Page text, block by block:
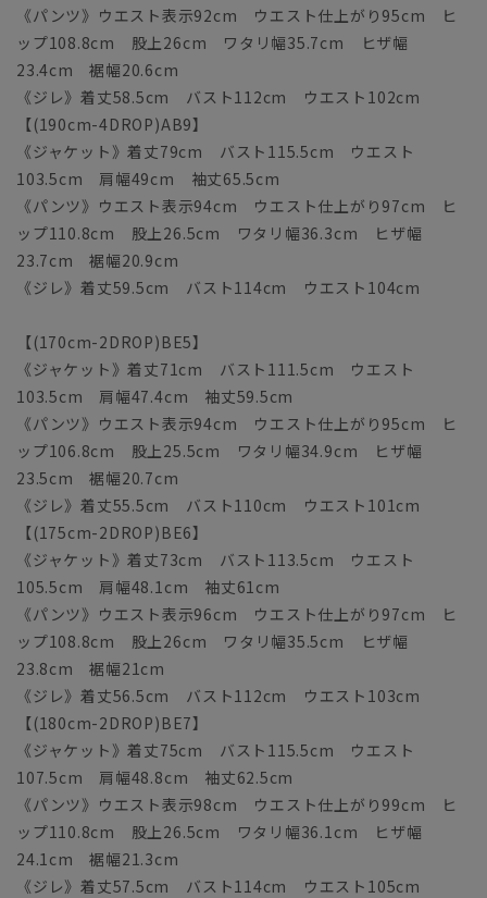
《パンツ》ウエスト表示92cm ウエスト仕上がり95cm ヒ
ップ108.8cm 股上26cm ワタリ幅35.7cm ヒザ幅
23.4cm 裾幅20.6cm
《ジレ》着丈58.5cm バスト112cm ウエスト102cm
【(190cm-4DROP)AB9】
《ジャケット》着丈79cm バスト115.5cm ウエスト
103.5cm 肩幅49cm 袖丈65.5cm
《パンツ》ウエスト表示94cm ウエスト仕上がり97cm ヒ
ップ110.8cm 股上26.5cm ワタリ幅36.3cm ヒザ幅
23.7cm 裾幅20.9cm
《ジレ》着丈59.5cm バスト114cm ウエスト104cm
【(170cm-2DROP)BE5】
《ジャケット》着丈71cm バスト111.5cm ウエスト
103.5cm 肩幅47.4cm 袖丈59.5cm
《パンツ》ウエスト表示94cm ウエスト仕上がり95cm ヒ
ップ106.8cm 股上25.5cm ワタリ幅34.9cm ヒザ幅
23.5cm 裾幅20.7cm
《ジレ》着丈55.5cm バスト110cm ウエスト101cm
【(175cm-2DROP)BE6】
《ジャケット》着丈73cm バスト113.5cm ウエスト
105.5cm 肩幅48.1cm 袖丈61cm
《パンツ》ウエスト表示96cm ウエスト仕上がり97cm ヒ
ップ108.8cm 股上26cm ワタリ幅35.5cm ヒザ幅
23.8cm 裾幅21cm
《ジレ》着丈56.5cm バスト112cm ウエスト103cm
【(180cm-2DROP)BE7】
《ジャケット》着丈75cm バスト115.5cm ウエスト
107.5cm 肩幅48.8cm 袖丈62.5cm
《パンツ》ウエスト表示98cm ウエスト仕上がり99cm ヒ
ップ110.8cm 股上26.5cm ワタリ幅36.1cm ヒザ幅
24.1cm 裾幅21.3cm
《ジレ》着丈57.5cm バスト114cm ウエスト105cm